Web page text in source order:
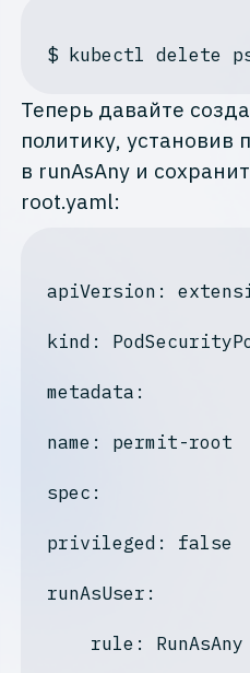
$ kubectl delete
Теперь давайте
политику, установив
в runAsAny и
root.yaml:
apiVersion :
kind :
metadata:
name: permit-root
spec:
privileged: false
runAsUser: